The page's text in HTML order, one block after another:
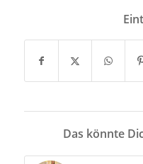
Das könnte